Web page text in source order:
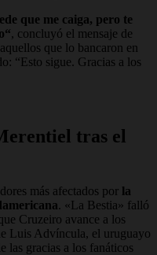
que me caiga, pero te
, concluyó el mensaje de
que lo bancaron en
“Esto sigue. Gracias a los
tras el
más afectados por la
. «La Bestia» falló
Cruzeiro avance a los
Luis Advíncula, el uruguayo
las gracias a los fanáticos